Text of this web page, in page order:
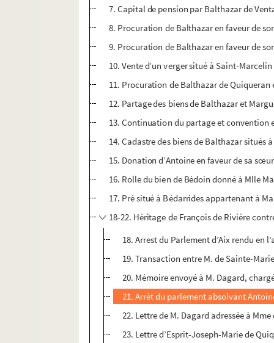
7. Capital de pension par Balthazar de
8. Procuration de Balthazar en faveur de
9. Procuration de Balthazar en faveur de
10. Vente d’un verger situé à Saint-
11. Procuration de Balthazar de
12. Partage des biens de Balthazar et
13. Continuation du partage et convention
14. Cadastre des biens de Balthazar situés
15. Donation d’Antoine en faveur de sa
16. Rolle du bien de Bédoin donné à Mlle
17. Pré situé à Bédarrides appartenant à
18-22. Héritage de François de Rivière
18. Arrest du Parlement d’Aix rendu en
19. Transaction entre M. de Sainte-
20. Mémoire envoyé à M. Dagard,
21. Arrêt du parlement absolvant
22. Lettre de M. Dagard adressée à
23. Lettre d’Esprit-Joseph-Marie de